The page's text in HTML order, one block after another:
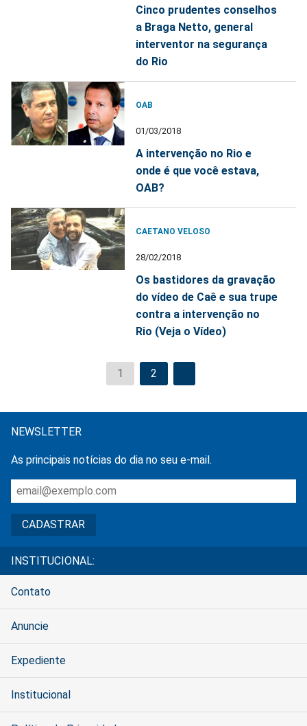
Cinco prudentes conselhos
a Braga Netto, general
interventor na segurança
do Rio
OAB
01/03/2018
A intervenção no Rio e
onde é que você estava,
OAB?
CAETANO VELOSO
28/02/2018
Os bastidores da gravação
do vídeo de Caê e sua trupe
contra a intervenção no
Rio (Veja o Vídeo)
1 2
NEWSLETTER
As principais notícias do dia no seu e-mail.
INSTITUCIONAL:
Contato
Anuncie
Expediente
Institucional